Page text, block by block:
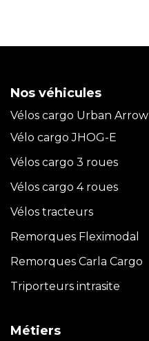
Nos véhicules
Vélos cargo Urban Arrow
Vélo cargo JHOG-E
Vélos cargo 3 roues
Vélos cargo 4 roues
Vélos tracteurs
Remorques Fleximodal
Remorques Carla Cargo
Triporteurs intrasite
Métiers